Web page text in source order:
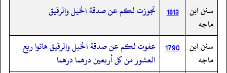
سنن ابن
ماجه
1813 تجوزت لكم عن صدقة الخيل والرقيق
سنن ابن
ماجه
1790 عفوت لكم عن صدقة الخيل والرقيق هاتوا ربع
العشور من كل أربعين درهما درهما